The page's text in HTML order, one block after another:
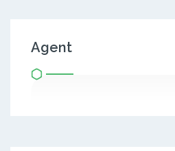
Agent